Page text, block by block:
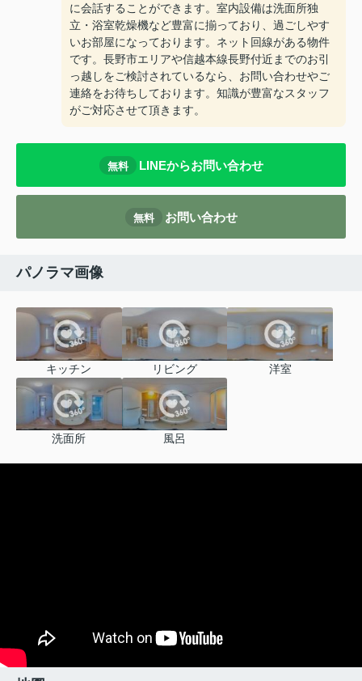
に会話することができます。室内設備は洗面所独
立・浴室乾燥機など豊富に揃っており、過ごしやす
いお部屋になっております。ネット回線がある物件
です。長野市エリアや信越本線長野付近までのお引
っ越しをご検討されているなら、お問い合わせやご
連絡をお待ちしております。知識が豊富なスタッフ
がご対応させて頂きます。
無料 LINEからお問い合わせ
無料 お問い合わせ
パノラマ画像
キッチン リビング 洋室
洗面所 風呂